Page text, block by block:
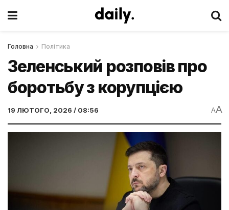
Головна Політика
Зеленський розповів про
боротьбу з корупцією
19 ЛЮТОГО, 2026 / 08:56 AA